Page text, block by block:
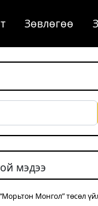
Зөвлөгөө
мэдээ
“Морьтон Монгол” төсөл